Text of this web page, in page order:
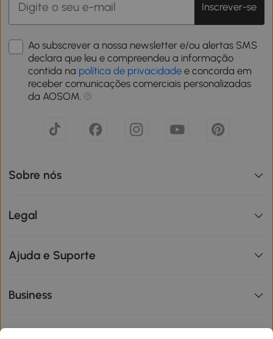
Inscrever-se
Ao subscrever a nossa newsletter e/ou alertas SMS
declara que leu e compreendeu a informação
contida na política de privacidade e concorda em
receber comunicações comerciais personalizadas
da AOSOM.
Sobre nós
Legal
Ajuda e Suporte
Business